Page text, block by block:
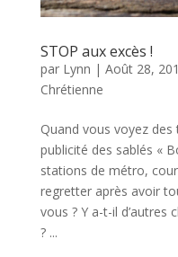
STOP aux excès !
par Lynn | Août 28,
Chrétienne
Quand vous voyez
publicité des sablés «
stations de métro,
regretter après avoir
vous ? Y a-t-il
? ...